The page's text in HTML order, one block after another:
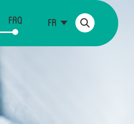
FAQ FR